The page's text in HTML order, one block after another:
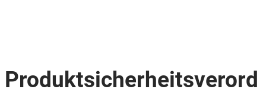
Produktsicherheitsverord